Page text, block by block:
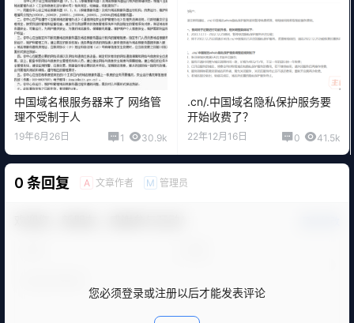
中国域名根服务器来了 网络管
理不受制于人
19年6月26日 1 30.9k
.cn/.中国域名隐私保护服务要
开始收费了？
22年12月16日 0 41.5k
0 条回复 A 文章作者 M 管理员
您必须登录或注册以后才能发表评论